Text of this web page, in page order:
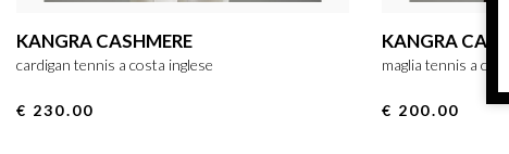
KANGRA CASHMERE
cardigan tennis a costa inglese
€ 230.00
KANGRA
maglia tennis a
€ 200.00